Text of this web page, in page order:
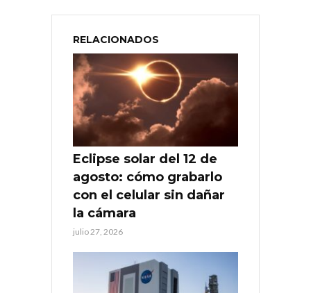
RELACIONADOS
Eclipse solar del 12 de
agosto: cómo grabarlo
con el celular sin dañar
la cámara
julio 27, 2026